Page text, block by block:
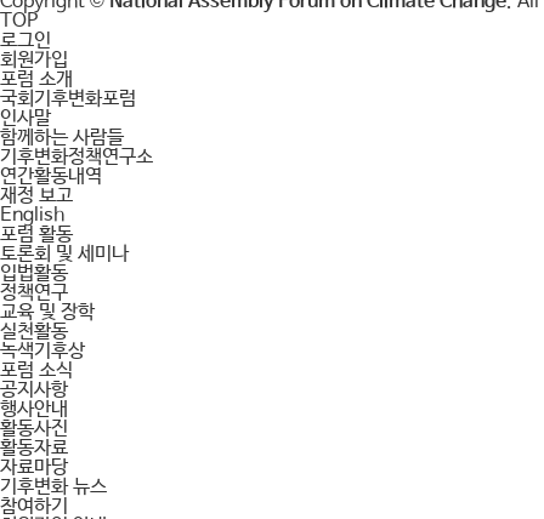
TOP
로그인
회원가입
포럼 소개
국회기후변화포럼
인사말
함께하는 사람들
기후변화정책연구소
연간활동내역
재정 보고
English
포럼 활동
토론회 및 세미나
입법활동
정책연구
교육 및 장학
실천활동
녹색기후상
포럼 소식
공지사항
행사안내
활동사진
활동자료
자료마당
기후변화 뉴스
참여하기